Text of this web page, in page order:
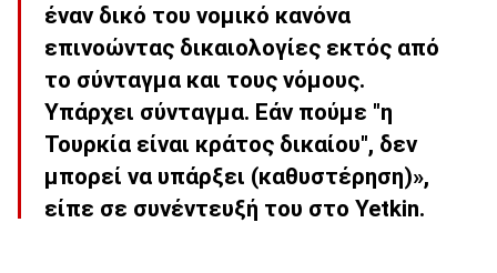
έναν δικό του νομικό κανόνα
επινοώντας δικαιολογίες εκτός από
το σύνταγμα και τους νόμους.
Υπάρχει σύνταγμα. Εάν πούμε "η
Τουρκία είναι κράτος δικαίου", δεν
μπορεί να υπάρξει (καθυστέρηση)»,
είπε σε συνέντευξή του στο Yetkin.